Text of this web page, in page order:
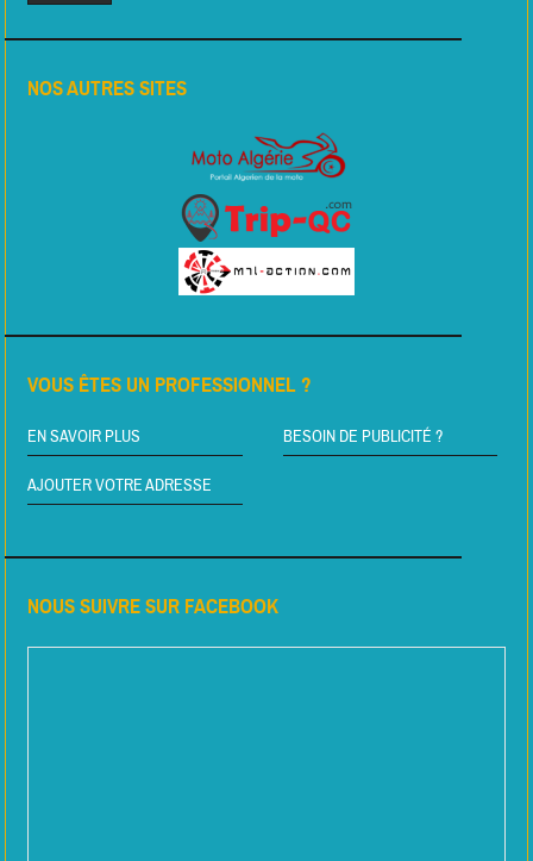
NOS AUTRES SITES
VOUS ÊTES UN PROFESSIONNEL ?
EN SAVOIR PLUS BESOIN DE PUBLICITÉ ?
AJOUTER VOTRE ADRESSE
NOUS SUIVRE SUR FACEBOOK